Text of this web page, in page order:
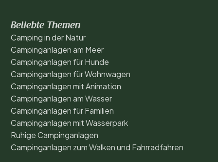
Beliebte Themen
Camping in der Natur
Campinganlagen am Meer
Campinganlagen für Hunde
Campinganlagen für Wohnwagen
Campinganlagen mit Animation
Campinganlagen am Wasser
Campinganlagen für Familien
Campinganlagen mit Wasserpark
Ruhige Campinganlagen
Campinganlagen zum Walken und Fahrradfahren